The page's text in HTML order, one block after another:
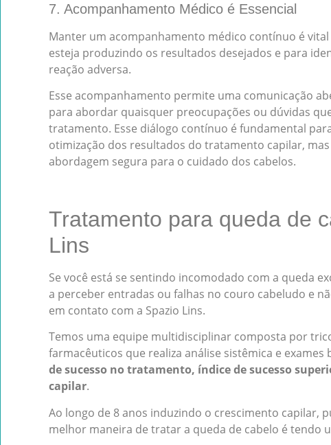
7. Acompanhamento Médico é Essencial
Manter um acompanhamento médico contínuo é
esteja produzindo os resultados desejados e para
reação adversa.
Esse acompanhamento permite uma comunicação
para abordar quaisquer preocupações ou dúvidas
tratamento. Esse diálogo contínuo é fundamental
otimização dos resultados do tratamento capilar,
abordagem segura para o cuidado dos cabelos.
Tratamento para queda de
Lins
Se você está se sentindo incomodado com a queda
a perceber entradas ou falhas no couro cabeludo e
em contato com a Spazio Lins.
Temos uma equipe multidisciplinar composta por
farmacêuticos que realiza análise sistêmica e
de sucesso no tratamento, índice de sucesso
capilar.
Ao longo de 8 anos induzindo o crescimento capilar,
melhor maneira de tratar a queda de cabelo é tendo